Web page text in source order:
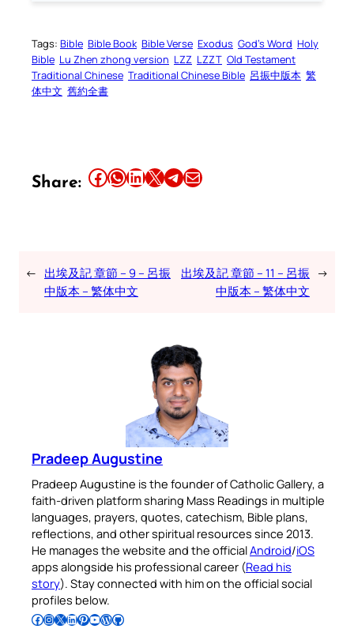
Tags: Bible Bible Book Bible Verse Exodus God’s Word Holy
Bible Lu Zhen zhong version LZZ LZZT Old Testament
Traditional Chinese Traditional Chinese Bible 呂振中版本 繁
体中文 舊約全書
Share: Share this article on Facebook Share this article on WhatsApp Share this article on LinkedIn Share this article on X Share this article on TelegramEmail this Article
← 出埃及記 章節 – 9 – 呂振
中版本 – 繁体中文
出埃及記 章節 – 11 – 呂振
中版本 – 繁体中文
→
Pradeep Augustine
Pradeep Augustine is the founder of Catholic Gallery, a
faith-driven platform sharing Mass Readings in multiple
languages, prayers, quotes, catechism, Bible plans,
reflections, and other spiritual resources since 2013.
He manages the website and the officialAndroid/iOS
apps alongside his professional career (Read his
story). Stay connected with him on the official social
profiles below.
Follow Pradeep on Facebook Follow Pradeep on InstagramFollow Pradeep on X Follow Pradeep on LinkedIn Follow Pradeep on Pinterest Subscribe to Pradeep’s Youtube Channel Follow Pradeep on WordPress Follow Pradeep on GitHub